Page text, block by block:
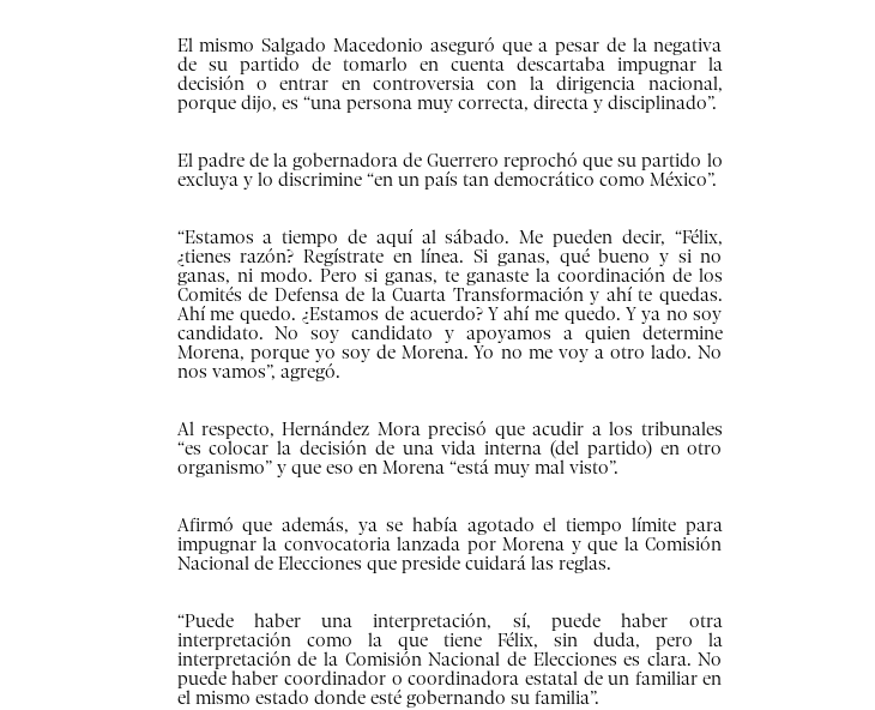
El mismo Salgado Macedonio aseguró que a pesar de la negativa
de su partido de tomarlo en cuenta descartaba impugnar la
decisión o entrar en controversia con la dirigencia nacional,
porque dijo, es “una persona muy correcta, directa y disciplinado”.
El padre de la gobernadora de Guerrero reprochó que su partido lo
excluya y lo discrimine “en un país tan democrático como México”.
“Estamos a tiempo de aquí al sábado. Me pueden decir, “Félix,
¿tienes razón? Regístrate en línea. Si ganas, qué bueno y si no
ganas, ni modo. Pero si ganas, te ganaste la coordinación de los
Comités de Defensa de la Cuarta Transformación y ahí te quedas.
Ahí me quedo. ¿Estamos de acuerdo? Y ahí me quedo. Y ya no soy
candidato. No soy candidato y apoyamos a quien determine
Morena, porque yo soy de Morena. Yo no me voy a otro lado. No
nos vamos”, agregó.
Al respecto, Hernández Mora precisó que acudir a los tribunales
“es colocar la decisión de una vida interna (del partido) en otro
organismo” y que eso en Morena “está muy mal visto”.
Afirmó que además, ya se había agotado el tiempo límite para
impugnar la convocatoria lanzada por Morena y que la Comisión
Nacional de Elecciones que preside cuidará las reglas.
“Puede haber una interpretación, sí, puede haber otra
interpretación como la que tiene Félix, sin duda, pero la
interpretación de la Comisión Nacional de Elecciones es clara. No
puede haber coordinador o coordinadora estatal de un familiar en
el mismo estado donde esté gobernando su familia”.